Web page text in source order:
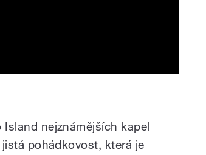
nejznámějších kapel
pohádkovost, která je